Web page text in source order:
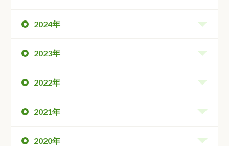
2024年
2023年
2022年
2021年
2020年